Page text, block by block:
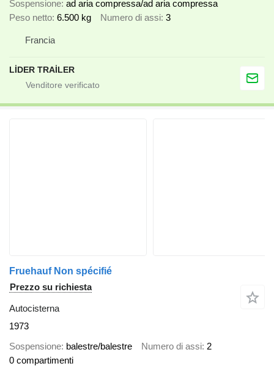
Sospensione ad aria compressa/ad aria compressa
Peso netto 6.500 kg Numero di assi 3
Francia
LİDER TRAİLER
Fruehauf Non spécifié
Prezzo su richiesta
Autocisterna
1973
Sospensione balestre/balestre Numero di assi 2
0 compartimenti